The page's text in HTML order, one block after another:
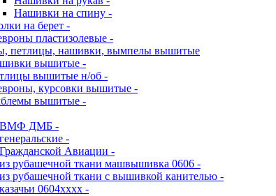
Нашивки на спину -
на берет -
пластизолевые -
петлицы, нашивки, вымпелы вышитые
вышитые -
вышитые н/об -
курсовки вышитые -
вышитые -
ВМФ ДМБ -
-
Авиации -
рубашечной ткани машвышивка 0606 -
рубашечной ткани с вышивкой канителью -
0604хххх -